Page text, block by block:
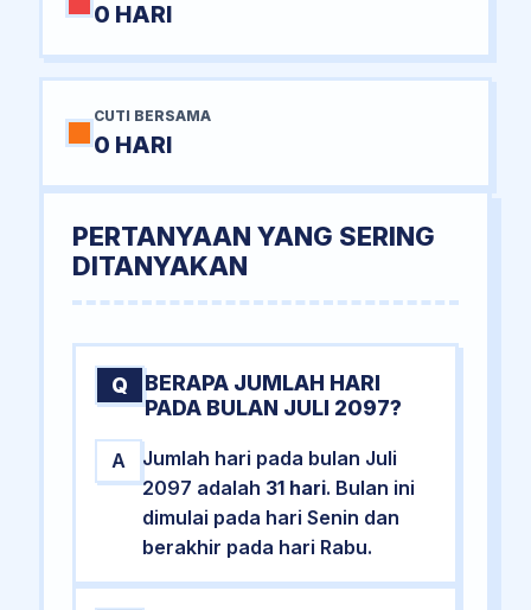
0 HARI
CUTI BERSAMA
0 HARI
PERTANYAAN YANG SERING
DITANYAKAN
Q
BERAPA JUMLAH HARI
PADA BULAN JULI 2097?
A
Jumlah hari pada bulan Juli
2097 adalah 31 hari. Bulan ini
dimulai pada hari Senin dan
berakhir pada hari Rabu.